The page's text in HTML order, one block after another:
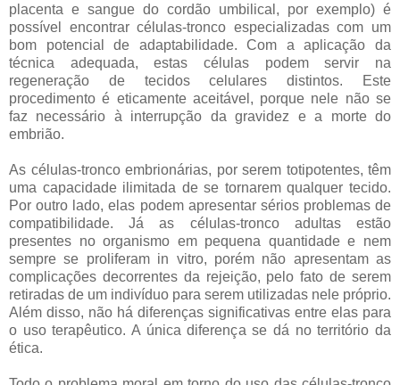
placenta e sangue do cordão umbilical, por exemplo) é
possível encontrar células-tronco especializadas com um
bom potencial de adaptabilidade. Com a aplicação da
técnica adequada, estas células podem servir na
regeneração de tecidos celulares distintos. Este
procedimento é eticamente aceitável, porque nele não se
faz necessário à interrupção da gravidez e a morte do
embrião.
As células-tronco embrionárias, por serem totipotentes, têm
uma capacidade ilimitada de se tornarem qualquer tecido.
Por outro lado, elas podem apresentar sérios problemas de
compatibilidade. Já as células-tronco adultas estão
presentes no organismo em pequena quantidade e nem
sempre se proliferam in vitro, porém não apresentam as
complicações decorrentes da rejeição, pelo fato de serem
retiradas de um indivíduo para serem utilizadas nele próprio.
Além disso, não há diferenças significativas entre elas para
o uso terapêutico. A única diferença se dá no território da
ética.